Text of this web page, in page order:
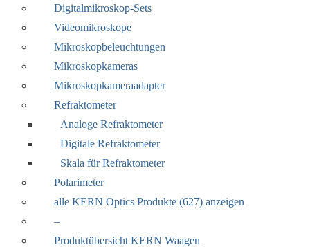
Digitalmikroskop-Sets
Videomikroskope
Mikroskopbeleuchtungen
Mikroskopkameras
Mikroskopkameraadapter
Refraktometer
Analoge Refraktometer
Digitale Refraktometer
Skala für Refraktometer
Polarimeter
alle KERN Optics Produkte (627) anzeigen
–
Produktübersicht KERN Waagen